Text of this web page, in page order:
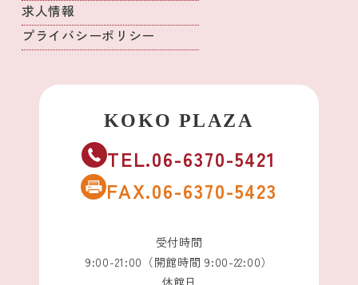
求人情報
プライバシーポリシー
TEL.06-6370-5421
FAX.06-6370-5423
受付時間
9:00-21:00（開館時間 9:00-22:00）
休館日